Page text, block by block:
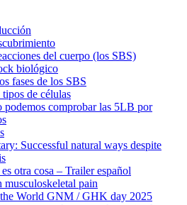
del cuerpo (los SBS)
biológico
fases de los SBS
de células
podemos comprobar las 5LB por
Successful natural ways despite
otra cosa – Trailer español
musculoskeletal pain
the World GNM / GHK day 2025